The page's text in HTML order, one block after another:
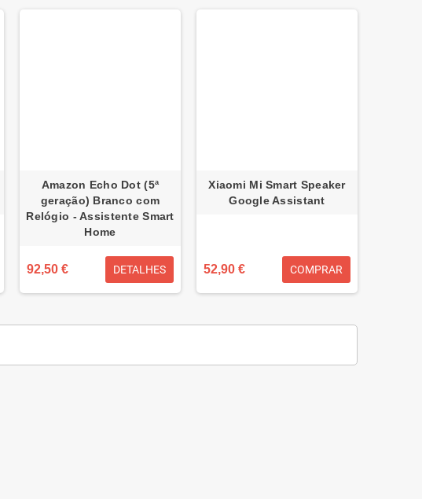
Amazon Echo Dot (5ª
geração) Branco com
Relógio - Assistente Smart
Home
92,50 € DETALHES
Xiaomi Mi Smart Speaker
Google Assistant
52,90 € COMPRAR